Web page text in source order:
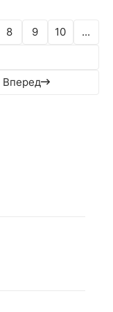
8 9 10
...
Вперед